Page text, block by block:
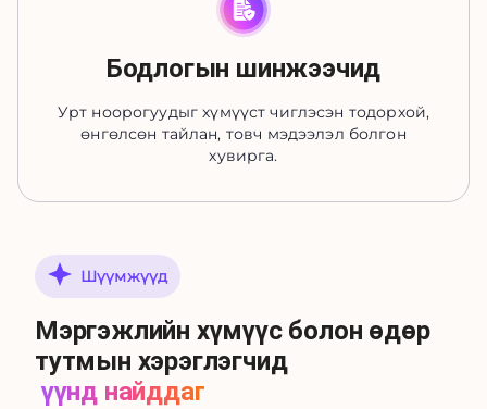
Бодлогын шинжээчид
Урт ноорогуудыг хүмүүст чиглэсэн тодорхой,
өнгөлсөн тайлан, товч мэдээлэл болгон
хувирга.
Шүүмжүүд
Мэргэжлийн хүмүүс болон өдөр
тутмын хэрэглэгчид
үүнд найддаг